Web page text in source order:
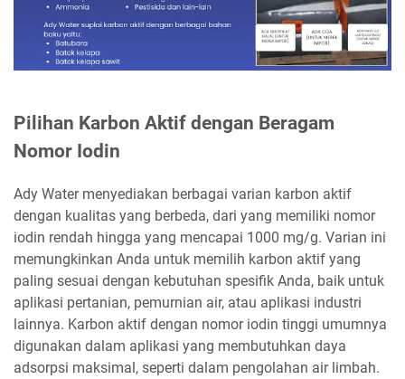
Pilihan Karbon Aktif dengan Beragam
Nomor Iodin
Ady Water menyediakan berbagai varian karbon aktif
dengan kualitas yang berbeda, dari yang memiliki nomor
iodin rendah hingga yang mencapai 1000 mg/g. Varian ini
memungkinkan Anda untuk memilih karbon aktif yang
paling sesuai dengan kebutuhan spesifik Anda, baik untuk
aplikasi pertanian, pemurnian air, atau aplikasi industri
lainnya. Karbon aktif dengan nomor iodin tinggi umumnya
digunakan dalam aplikasi yang membutuhkan daya
adsorpsi maksimal, seperti dalam pengolahan air limbah.